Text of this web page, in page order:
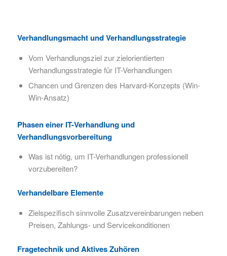
Verhandlungsmacht und Verhandlungsstrategie
Vom Verhandlungsziel zur zielorientierten
Verhandlungsstrategie für IT-Verhandlungen
Chancen und Grenzen des Harvard-Konzepts (Win-
Win-Ansatz)
Phasen einer IT-Verhandlung und
Verhandlungsvorbereitung
Was ist nötig, um IT-Verhandlungen professionell
vorzubereiten?
Verhandelbare Elemente
Zielspezifisch sinnvolle Zusatzvereinbarungen neben
Preisen, Zahlungs- und Servicekonditionen
Fragetechnik und Aktives Zuhören